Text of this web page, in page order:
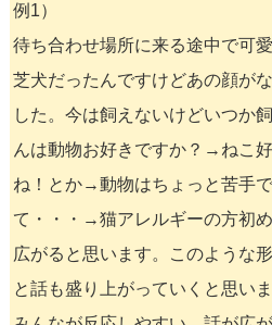
例1）
待ち合わせ場所に来る途中で可
芝犬だったんですけどあの顔が
した。今は飼えないけどいつか
んは動物お好きですか？→ねこ
ね！とか→動物はちょっと苦手
て・・・→猫アレルギーの方初
広がると思います。このような
と話も盛り上がっていくと思いま